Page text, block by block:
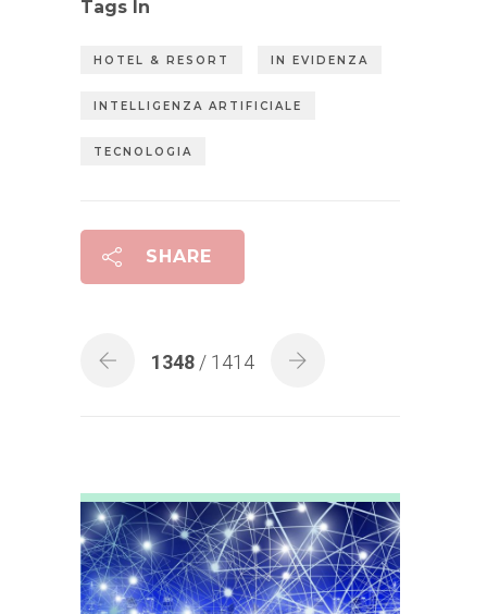
Tags In
HOTEL & RESORT IN EVIDENZA
INTELLIGENZA ARTIFICIALE
TECNOLOGIA
SHARE
1348 / 1414